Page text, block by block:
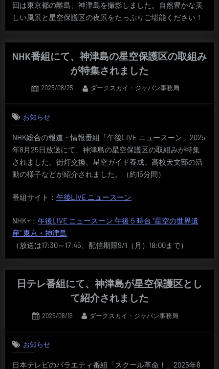
回は東京都の離島、神津島を撮影しました。自然豊かな美
しい風景と星空保護区の夜景をたっぷりご堪能ください！
NHK番組にて、神津島の星空保護区の取組み
が特集されました
Posted
2025/08/25 By
ダークスカイ・ジャパン事務局
お知らせ
NHK総合の報道・情報番組「午後LIVE ニュースーン」2025
年8月25日放送にて、神津島の星空保護区の取組みが特集
されました。街灯交換、星空ガイド養成、高校天文部の活
動の様子などが紹介されました。（約15分間）
番組サイト： 午後LIVE ニュースーン
NHK+： 午後LIVE ニュースーン 午後５時台 “星空の世界遺
産” 東京・神津島
（放送は17:30～17:45、配信期限9/1（月）18:00まで）
日テレ番組にて、神津島が星空保護区とし
て紹介されました
Posted
2025/08/15 By
ダークスカイ・ジャパン事務局
お知らせ
日本テレビのバラエティ番組「スクール革命！」2025年8